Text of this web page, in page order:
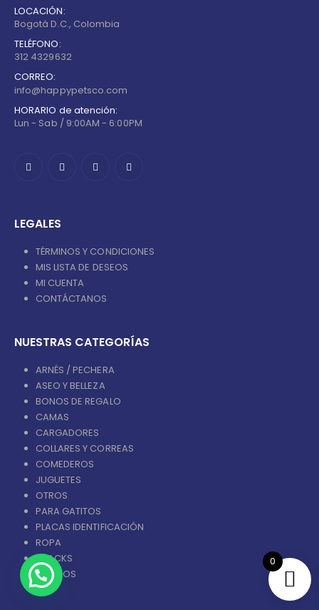
LOCACIÓN:
Bogotá D.C., Colombia
TELÉFONO:
312 4329632
CORREO:
info@happypetsco.com
HORARIO de atención:
Lun - Sab / 9:00AM - 6:00PM
LEGALES
TÉRMINOS Y CONDICIONES
MIS LISTA DE DESEOS
MI CUENTA
CONTÁCTANOS
NUESTRAS CATEGORÍAS
ARNÉS / PECHERA
ASEO Y BELLEZA
BONOS DE REGALO
CAMAS
CARGADORES
COLLARES Y CORREAS
COMEDEROS
JUGUETES
OTROS
PARA GATITOS
PLACAS IDENTIFICACIÓN
ROPA
SNACKS
PROMOS
0